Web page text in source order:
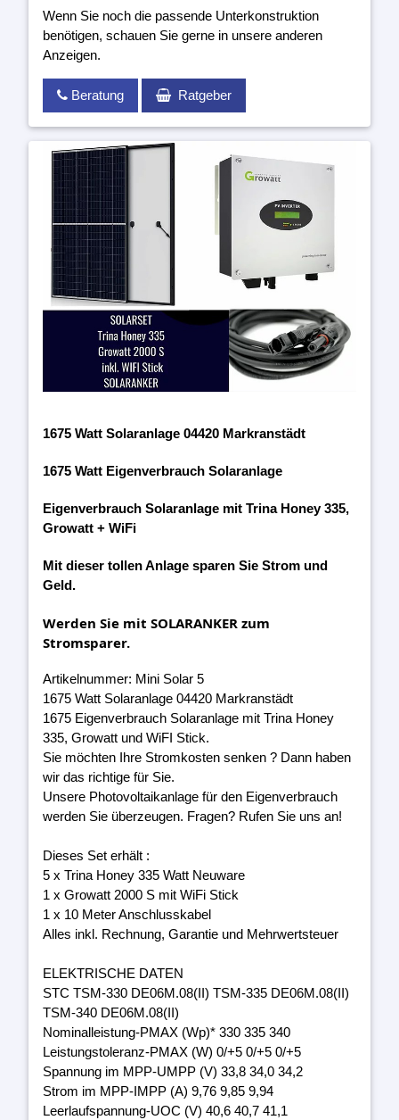
Wenn Sie noch die passende Unterkonstruktion
benötigen, schauen Sie gerne in unsere anderen
Anzeigen.
Beratung Ratgeber
1675 Watt Solaranlage 04420 Markranstädt
1675 Watt Eigenverbrauch Solaranlage
Eigenverbrauch Solaranlage mit Trina Honey 335,
Growatt + WiFi
Mit dieser tollen Anlage sparen Sie Strom und
Geld.
Werden Sie mit SOLARANKER zum
Stromsparer.
Artikelnummer: Mini Solar 5
1675 Watt Solaranlage 04420 Markranstädt
1675 Eigenverbrauch Solaranlage mit Trina Honey
335, Growatt und WiFI Stick.
Sie möchten Ihre Stromkosten senken ? Dann haben
wir das richtige für Sie.
Unsere Photovoltaikanlage für den Eigenverbrauch
werden Sie überzeugen. Fragen? Rufen Sie uns an!
Dieses Set erhält :
5 x Trina Honey 335 Watt Neuware
1 x Growatt 2000 S mit WiFi Stick
1 x 10 Meter Anschlusskabel
Alles inkl. Rechnung, Garantie und Mehrwertsteuer
ELEKTRISCHE DATEN
STC TSM-330 DE06M.08(II) TSM-335 DE06M.08(II)
TSM-340 DE06M.08(II)
Nominalleistung-PMAX (Wp)* 330 335 340
Leistungstoleranz-PMAX (W) 0/+5 0/+5 0/+5
Spannung im MPP-UMPP (V) 33,8 34,0 34,2
Strom im MPP-IMPP (A) 9,76 9,85 9,94
Leerlaufspannung-UOC (V) 40,6 40,7 41,1